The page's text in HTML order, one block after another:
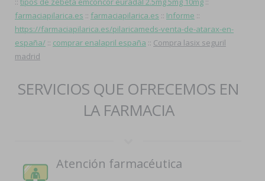
farmaciapilarica.es :: farmaciapilarica.es :: Informe ::
https://farmaciapilarica.es/pilaricameds-venta-de-atarax-en-
españa/ :: comprar enalapril españa :: Compra lasix seguril
madrid
SERVICIOS QUE OFRECEMOS EN
LA FARMACIA
Atención farmacéutica